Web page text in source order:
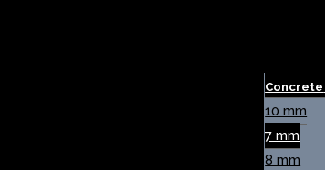
Concrete
10 mm
7 mm
8 mm